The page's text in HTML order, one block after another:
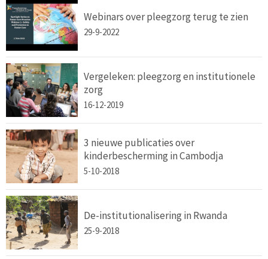
Webinars over pleegzorg terug te zien
29-9-2022
Vergeleken: pleegzorg en institutionele
zorg
16-12-2019
3 nieuwe publicaties over
kinderbescherming in Cambodja
5-10-2018
De-institutionalisering in Rwanda
25-9-2018